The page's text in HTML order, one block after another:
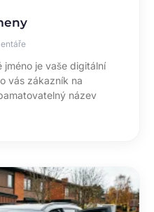
jméno je vaše digitální
vás zákazník na
název